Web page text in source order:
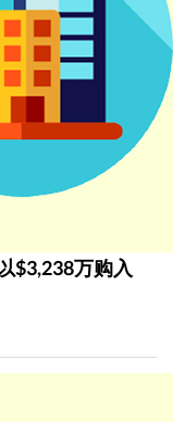
$3,238万购入